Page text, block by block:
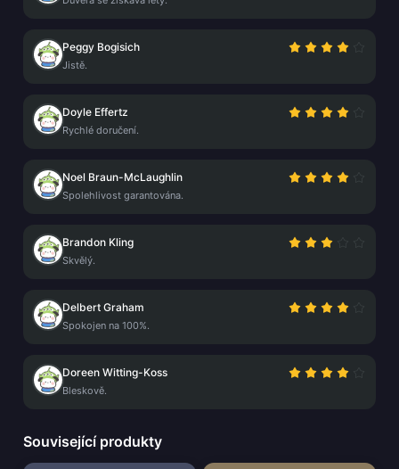
Peggy Bogisich
Jistě.
Doyle Effertz
Rychlé doručení.
Noel Braun-McLaughlin
Spolehlivost garantována.
Brandon Kling
Skvělý.
Delbert Graham
Spokojen na 100%.
Doreen Witting-Koss
Bleskově.
Související produkty